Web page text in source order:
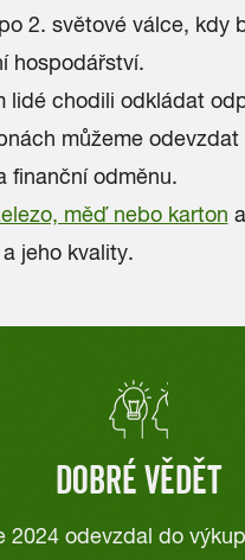
2. světové válce, kdy
hospodářství.
lidé chodili odkládat
můžeme
finanční odměnu.
měď nebo karton
jeho kvality.
DOBRÉ VĚDĚT
2024 odevzdal do